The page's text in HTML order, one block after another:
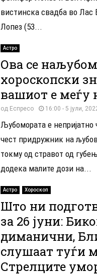
вистинска свадба во
Лопез (53...
Астро
Ова се
хороскопски
вашиот е меѓу
од Еспресо 16:00 - 5 јули,
Љубомората е непријатно
чест придружник на
токму од стравот од
додека малите дози на...
Астро Хороскоп
Што ни
за 26 јуни:
диманични,
слушаат туѓи
Стрелците